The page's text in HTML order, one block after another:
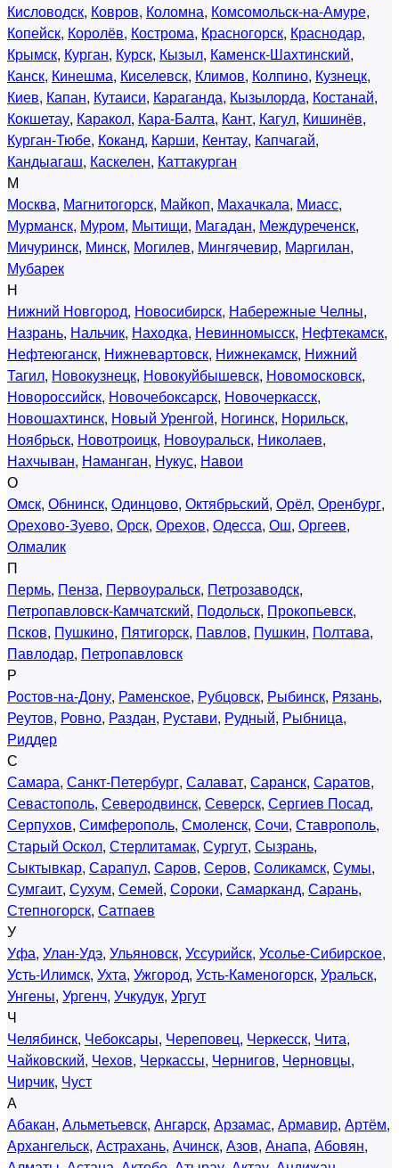
Кисловодск, Ковров, Коломна, Комсомольск-на-Амуре,
Копейск, Королёв, Кострома, Красногорск, Краснодар,
Крымск, Курган, Курск, Кызыл, Каменск-Шахтинский,
Канск, Кинешма, Киселевск, Климов, Колпино, Кузнецк,
Киев, Капан, Кутаиси, Караганда, Кызылорда, Костанай,
Кокшетау, Каракол, Кара-Балта, Кант, Кагул, Кишинёв,
Курган-Тюбе, Коканд, Карши, Кентау, Капчагай,
Кандыагаш, Каскелен, Каттакурган
М
Москва, Магнитогорск, Майкоп, Махачкала, Миасс,
Мурманск, Муром, Мытищи, Магадан, Междуреченск,
Мичуринск, Минск, Могилев, Мингячевир, Маргилан,
Мубарек
Н
Нижний Новгород, Новосибирск, Набережные Челны,
Назрань, Нальчик, Находка, Невинномысск, Нефтекамск,
Нефтеюганск, Нижневартовск, Нижнекамск, Нижний
Тагил, Новокузнецк, Новокуйбышевск, Новомосковск,
Новороссийск, Новочебоксарск, Новочеркасск,
Новошахтинск, Новый Уренгой, Ногинск, Норильск,
Ноябрьск, Новотроицк, Новоуральск, Николаев,
Нахчыван, Наманган, Нукус, Навои
О
Омск, Обнинск, Одинцово, Октябрьский, Орёл, Оренбург,
Орехово-Зуево, Орск, Орехов, Одесса, Ош, Оргеев,
Олмалик
П
Пермь, Пенза, Первоуральск, Петрозаводск,
Петропавловск-Камчатский, Подольск, Прокопьевск,
Псков, Пушкино, Пятигорск, Павлов, Пушкин, Полтава,
Павлодар, Петропавловск
Р
Ростов-на-Дону, Раменское, Рубцовск, Рыбинск, Рязань,
Реутов, Ровно, Раздан, Рустави, Рудный, Рыбница,
Риддер
С
Самара, Санкт-Петербург, Салават, Саранск, Саратов,
Севастополь, Северодвинск, Северск, Сергиев Посад,
Серпухов, Симферополь, Смоленск, Сочи, Ставрополь,
Старый Оскол, Стерлитамак, Сургут, Сызрань,
Сыктывкар, Сарапул, Саров, Серов, Соликамск, Сумы,
Сумгаит, Сухум, Семей, Сороки, Самарканд, Сарань,
Степногорск, Сатпаев
У
Уфа, Улан-Удэ, Ульяновск, Уссурийск, Усолье-Сибирское,
Усть-Илимск, Ухта, Ужгород, Усть-Каменогорск, Уральск,
Унгены, Ургенч, Учкудук, Ургут
Ч
Челябинск, Чебоксары, Череповец, Черкесск, Чита,
Чайковский, Чехов, Черкассы, Чернигов, Черновцы,
Чирчик, Чуст
А
Абакан, Альметьевск, Ангарск, Арзамас, Армавир, Артём,
Архангельск, Астрахань, Ачинск, Азов, Анапа, Абовян,